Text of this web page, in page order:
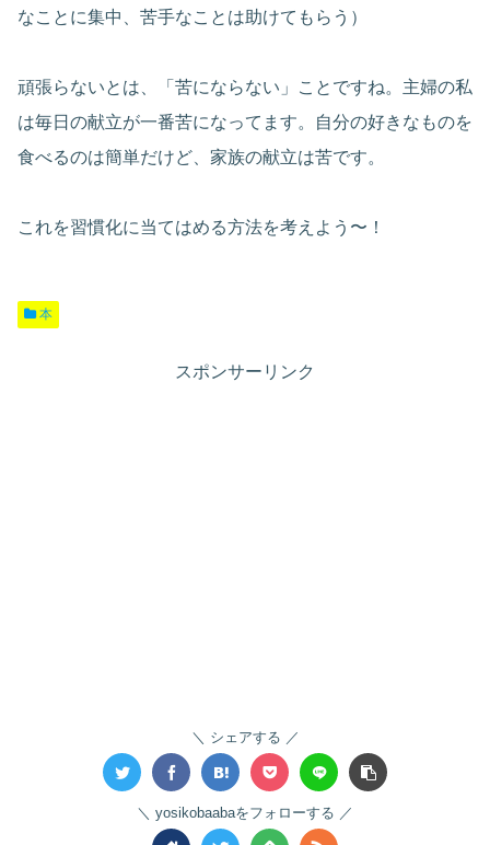
なことに集中、苦手なことは助けてもらう）
頑張らないとは、「苦にならない」ことですね。主婦の私
は毎日の献立が一番苦になってます。自分の好きなものを
食べるのは簡単だけど、家族の献立は苦です。
これを習慣化に当てはめる方法を考えよう〜！
本
スポンサーリンク
シェアする
yosikobaabaをフォローする